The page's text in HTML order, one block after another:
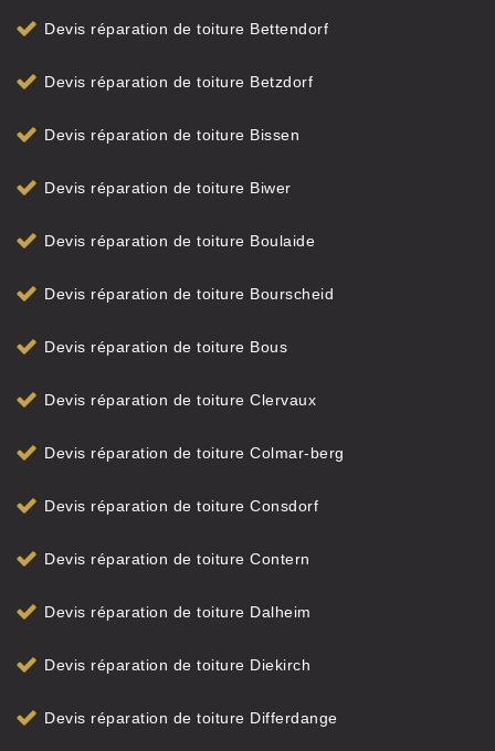
Devis réparation de toiture Bettendorf
Devis réparation de toiture Betzdorf
Devis réparation de toiture Bissen
Devis réparation de toiture Biwer
Devis réparation de toiture Boulaide
Devis réparation de toiture Bourscheid
Devis réparation de toiture Bous
Devis réparation de toiture Clervaux
Devis réparation de toiture Colmar-berg
Devis réparation de toiture Consdorf
Devis réparation de toiture Contern
Devis réparation de toiture Dalheim
Devis réparation de toiture Diekirch
Devis réparation de toiture Differdange